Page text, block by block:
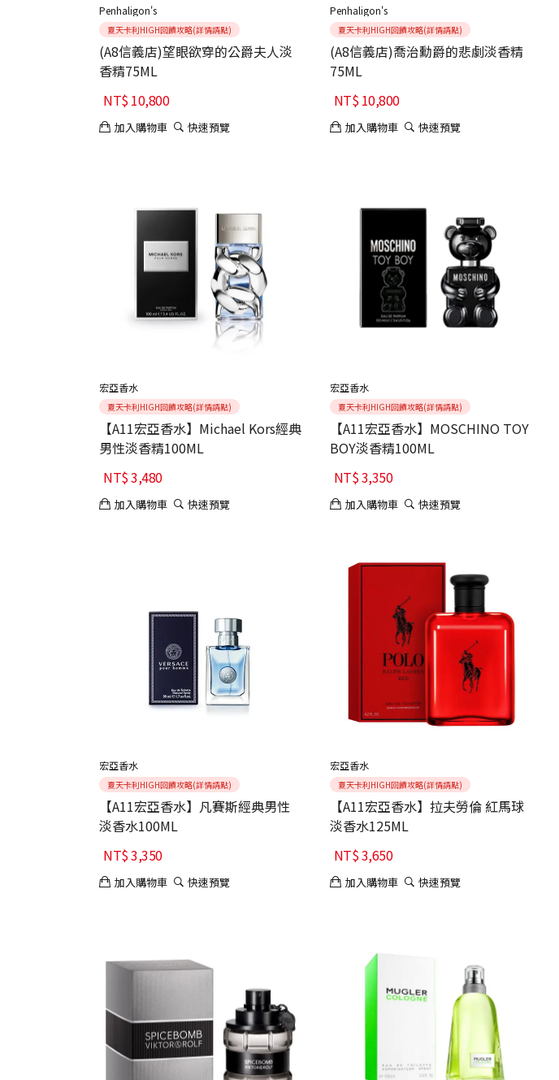
Penhaligon's
夏天卡利HIGH回饋攻略(詳情請點)
(A8信義店)望眼欲穿的公爵夫人淡
香精75ML
NT$10,800
加入購物車 快速預覽
Penhaligon's
夏天卡利HIGH回饋攻略(詳情請點)
(A8信義店)喬治勳爵的悲劇淡香精
75ML
NT$10,800
加入購物車 快速預覽
宏亞香水
夏天卡利HIGH回饋攻略(詳情請點)
【A11宏亞香水】Michael Kors經典
男性淡香精100ML
NT$3,480
加入購物車 快速預覽
宏亞香水
夏天卡利HIGH回饋攻略(詳情請點)
【A11宏亞香水】MOSCHINO TOY
BOY淡香精100ML
NT$3,350
加入購物車 快速預覽
宏亞香水
夏天卡利HIGH回饋攻略(詳情請點)
【A11宏亞香水】凡賽斯經典男性
淡香水100ML
NT$3,350
加入購物車 快速預覽
宏亞香水
夏天卡利HIGH回饋攻略(詳情請點)
【A11宏亞香水】拉夫勞倫 紅馬球
淡香水125ML
NT$3,650
加入購物車 快速預覽